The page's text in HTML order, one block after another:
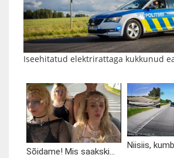
Iseehitatud elektrirattaga kukkunud
Sõidame! Mis saakski...
Niisiis,